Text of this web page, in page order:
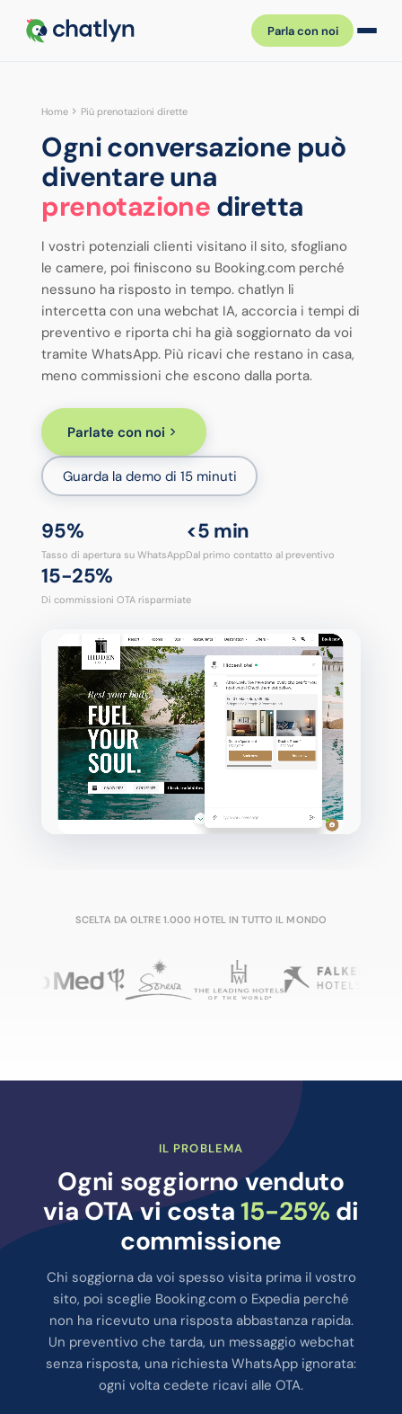
Parla con noi
Home Più prenotazioni dirette
Ogni conversazione può
diventare una
prenotazione diretta
I vostri potenziali clienti visitano il sito, sfogliano
le camere, poi finiscono su Booking.com perché
nessuno ha risposto in tempo. chatlyn li
intercetta con una webchat IA, accorcia i tempi di
preventivo e riporta chi ha già soggiornato da voi
tramite WhatsApp. Più ricavi che restano in casa,
meno commissioni che escono dalla porta.
Parlate con noi
Guarda la demo di 15 minuti
95%
Tasso di apertura su WhatsApp
<5 min
Dal primo contatto al preventivo
15-25%
Di commissioni OTA risparmiate
SCELTA DA OLTRE 1.000 HOTEL IN TUTTO IL MONDO
IL PROBLEMA
Ogni soggiorno venduto
via OTA vi costa 15-25% di
commissione
Chi soggiorna da voi spesso visita prima il vostro
sito, poi sceglie Booking.com o Expedia perché
non ha ricevuto una risposta abbastanza rapida.
Un preventivo che tarda, un messaggio webchat
senza risposta, una richiesta WhatsApp ignorata:
ogni volta cedete ricavi alle OTA.